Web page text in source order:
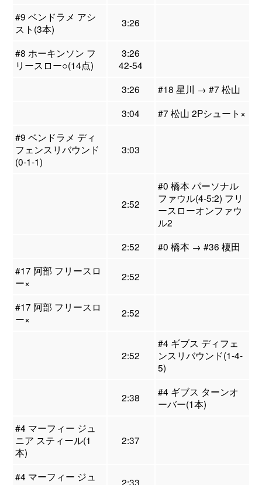
#9 ベンドラメ アシ
スト(3本)
3:26
#8 ホーキンソン フ
リースロー○(14点)
3:26
42-54
3:26
#18 星川 → #7 松山
3:04
#7 松山 2Pシュート×
#9 ベンドラメ ディ
フェンスリバウンド
(0-1-1)
3:03
2:52
#0 橋本 パーソナル
ファウル(4-5:2) フリ
ースローオンファウ
ル2
2:52
#0 橋本 → #36 榎田
#17 阿部 フリースロ
ー×
2:52
#17 阿部 フリースロ
ー×
2:52
2:52
#4 ギブス ディフェ
ンスリバウンド(1-4-
5)
2:38
#4 ギブス ターンオ
ーバー(1本)
#4 マーフィー ジュ
ニア スティール(1
本)
2:37
#4 マーフィー ジュ
2:33